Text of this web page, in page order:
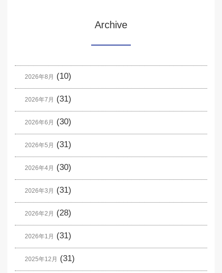
Archive
2026年8月 (10)
2026年7月 (31)
2026年6月 (30)
2026年5月 (31)
2026年4月 (30)
2026年3月 (31)
2026年2月 (28)
2026年1月 (31)
2025年12月 (31)